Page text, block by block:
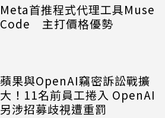
Meta首推程式代理工具Muse
Code 主打價格優勢
蘋果與OpenAI竊密訴訟戰擴
大！11名前員工捲入 OpenAI
另涉招募歧視遭重罰